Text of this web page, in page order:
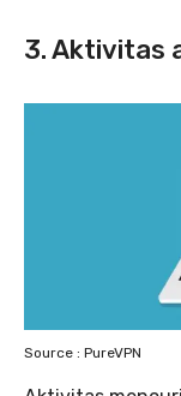
3. Aktivitas
Source : PureVPN